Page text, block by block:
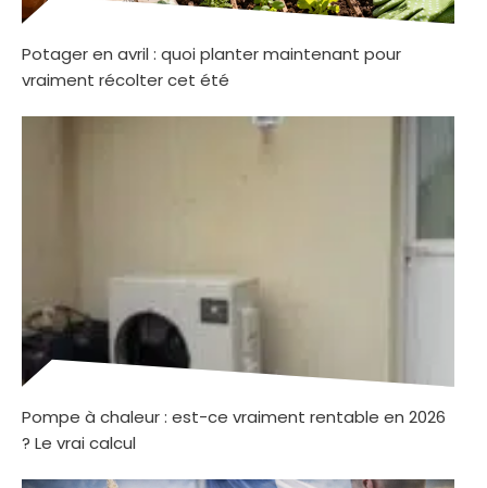
Potager en avril : quoi planter maintenant pour
vraiment récolter cet été
Pompe à chaleur : est-ce vraiment rentable en 2026
? Le vrai calcul